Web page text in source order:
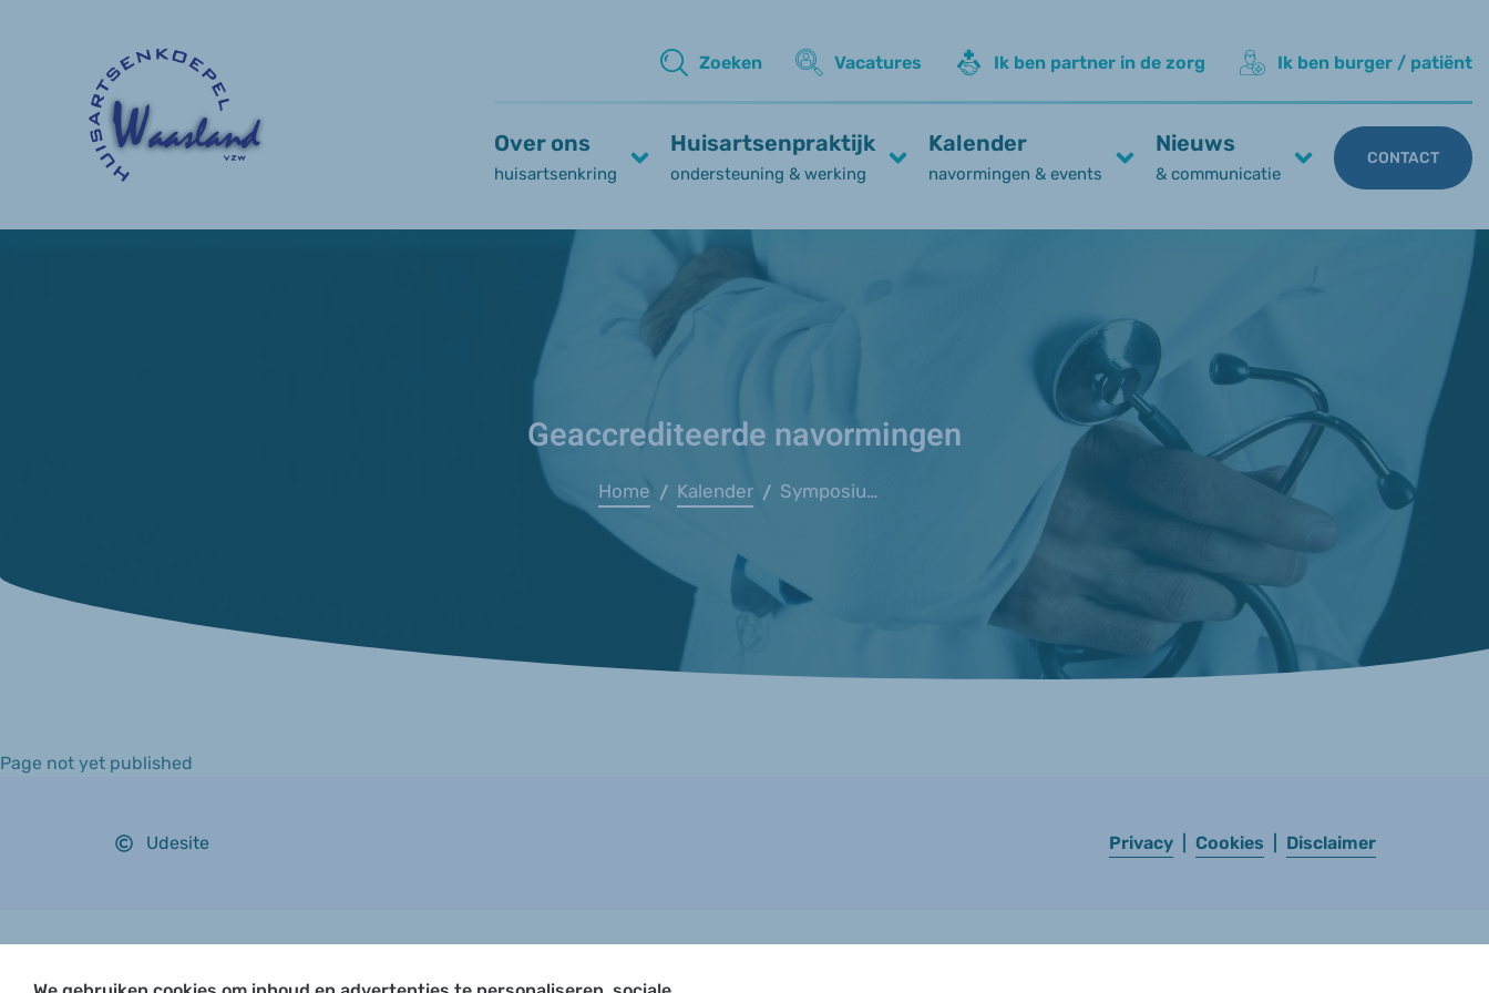
CONTACT
Over ons
huisartsenkring
Huisartsenpraktijk
ondersteuning & werking
Kalender
navormingen & events
Nieuws
& communicatie
Zoeken Vacatures Ik ben partner in de zorg Ik ben burger / patiënt
Geaccrediteerde navormingen
Home / Kalender / Symposium neurodegeneratieve aandoeningen (UZ Gent)
Page not yet published
Privacy Cookies Disclaimer
Udesite